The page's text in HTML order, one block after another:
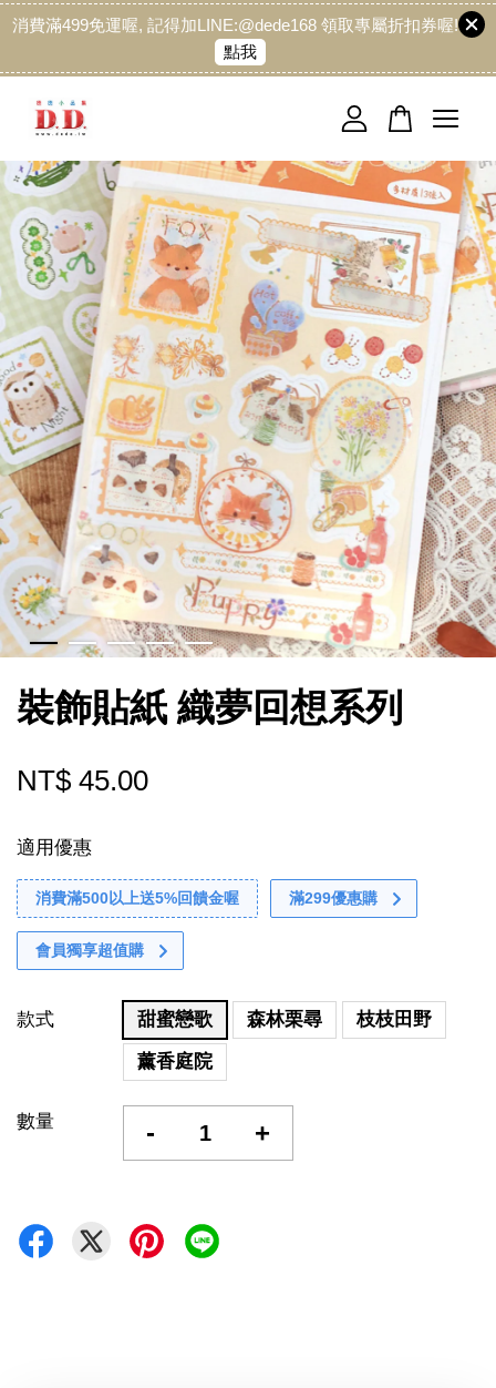
消費滿499免運喔, 記得加LINE:@dede168 領取專屬折扣券喔!
點我
裝飾貼紙 織夢回想系列
NT$ 45.00
適用優惠
消費滿500以上送5%回饋金喔 滿299優惠購
會員獨享超值購
款式 甜蜜戀歌 森林栗尋
枝枝田野
薰香庭院
數量 - +
您的購物車目前還是空的。
繼續購物